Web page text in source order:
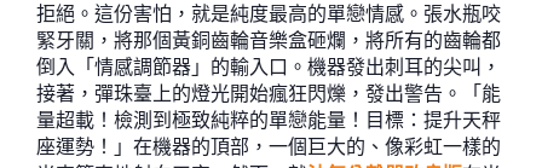
拒絕。這份害怕，就是純度最高的單戀情感。張水瓶咬
緊牙關，將那個黃銅齒輪音樂盒砸爛，將所有的齒輪都
倒入「情感調節器」的輸入口。機器發出刺耳的尖叫，
接著，彈珠臺上的燈光開始瘋狂閃爍，發出警告。「能
量超載！檢測到極致純粹的單戀能量！目標：提升天秤
座運勢！」在機器的頂部，一個巨大的、像彩虹一樣的